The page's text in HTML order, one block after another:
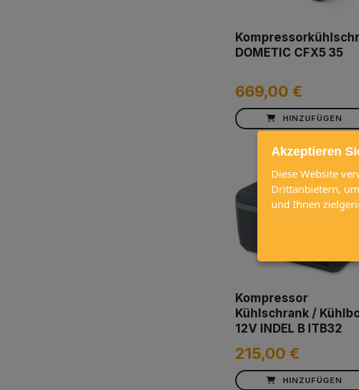
DOMETIC CFX5 35
669,00 €
HINZUFÜGEN
Kompressor
Kühlschrank /
12V INDEL B ITB32
215,00 €
HINZUFÜGEN
Akzeptieren
Diese Website
Drittanbietern,
und Ihnen